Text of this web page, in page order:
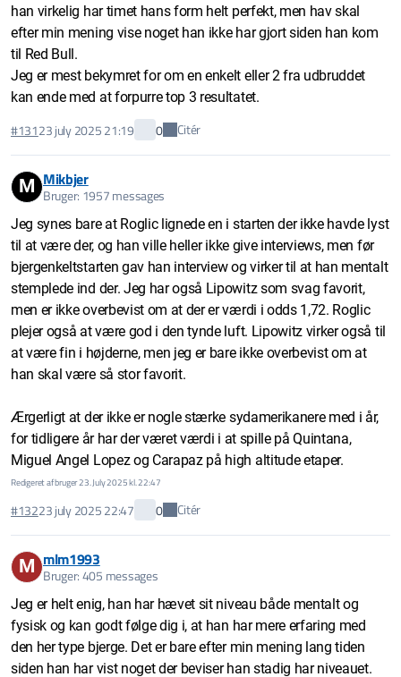
han virkelig har timet hans form helt perfekt, men hav skal
efter min mening vise noget han ikke har gjort siden han kom
til Red Bull.
Jeg er mest bekymret for om en enkelt eller 2 fra udbruddet
kan ende med at forpurre top 3 resultatet.
#13123 july 2025 21:19 0 Citér
M Mikbjer
Bruger: 1957 messages
Jeg synes bare at Roglic lignede en i starten der ikke havde lyst
til at være der, og han ville heller ikke give interviews, men før
bjergenkeltstarten gav han interview og virker til at han mentalt
stemplede ind der. Jeg har også Lipowitz som svag favorit,
men er ikke overbevist om at der er værdi i odds 1,72. Roglic
plejer også at være god i den tynde luft. Lipowitz virker også til
at være fin i højderne, men jeg er bare ikke overbevist om at
han skal være så stor favorit.
Ærgerligt at der ikke er nogle stærke sydamerikanere med i år,
for tidligere år har der været værdi i at spille på Quintana,
Miguel Angel Lopez og Carapaz på high altitude etaper.
Redigeret af bruger 23. July 2025 kl. 22:47
#13223 july 2025 22:47 0 Citér
M mlm1993
Bruger: 405 messages
Jeg er helt enig, han har hævet sit niveau både mentalt og
fysisk og kan godt følge dig i, at han har mere erfaring med
den her type bjerge. Det er bare efter min mening lang tiden
siden han har vist noget der beviser han stadig har niveauet.